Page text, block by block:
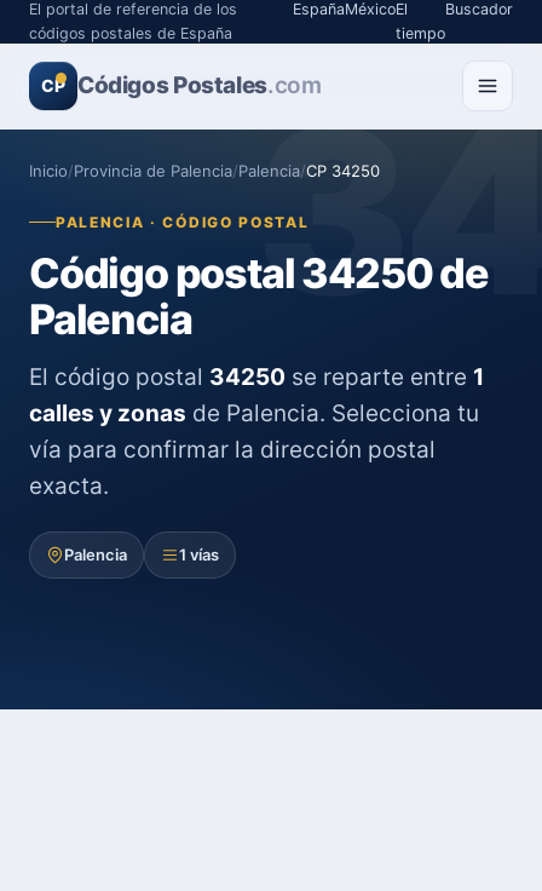
El portal de referencia de los
códigos postales de España
EspañaMéxicoEl
tiempo
Buscador
CP Códigos Postales.com
Inicio/Provincia de Palencia/Palencia/CP 34250
PALENCIA · CÓDIGO POSTAL
Código postal 34250 de
Palencia
El código postal 34250 se reparte entre 1
calles y zonas de Palencia. Selecciona tu
vía para confirmar la dirección postal
exacta.
Palencia 1 vías